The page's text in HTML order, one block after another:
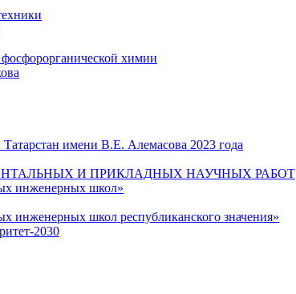
химии
имени В.Е. Алемасова 2023 года
И ПРИКЛАДНЫХ НАУЧНЫХ РАБОТ
инженерных школ»
инженерных школ республиканского значения»
2030